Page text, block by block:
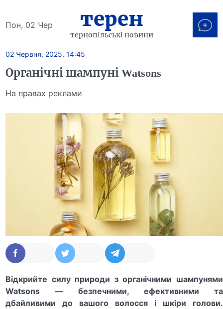
Пон, 02 Чер терен
тернопільські новини
02 Червня, 2025, 14:45
Органічні шампуні Watsons
На правах реклами
Відкрийте силу природи з органічними шампунями
Watsons — безпечними, ефективними та
дбайливими до вашого волосся і шкіри голови.